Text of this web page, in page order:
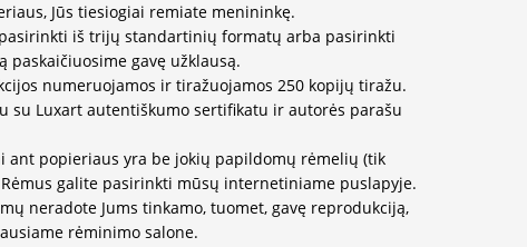
Jūs tiesiogiai remiate menininkę.
iš trijų standartinių formatų arba pasirinkti
gavę užklausą.
numeruojamos ir tiražuojamos 250 kopijų tiražu.
su Luxart autentiškumo sertifikatu ir autorės parašu
ant popieriaus yra be jokių papildomų rėmelių (tik
galite pasirinkti mūsų internetiniame puslapyje.
neradote Jums tinkamo, tuomet, gavę reprodukciją,
rėminimo salone.